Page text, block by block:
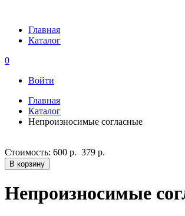
Главная
Каталог
0
Войти
Главная
Каталог
Непроизносимые согласные
Стоимость: 600 р. 379 р.
В корзину
Непроизносимые